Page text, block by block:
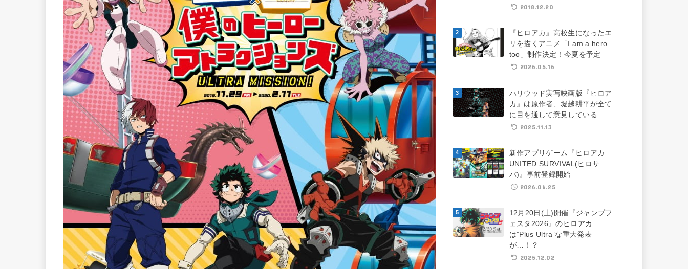
2018.12.20
『ヒロアカ』高校生になったエ
リを描くアニメ「I am a hero
too」制作決定！今夏を予定
2026.05.16
ハリウッド実写映画版『ヒロア
カ』は原作者、堀越耕平が全て
に目を通して意見している
2025.11.13
新作アプリゲーム『ヒロアカ
UNITED SURVIVAL(ヒロサ
バ)』事前登録開始
2026.06.25
12月20日(土)開催『ジャンプフ
ェスタ2026』のヒロアカ
は”Plus Ultra”な重大発表
が…！？
2025.12.02